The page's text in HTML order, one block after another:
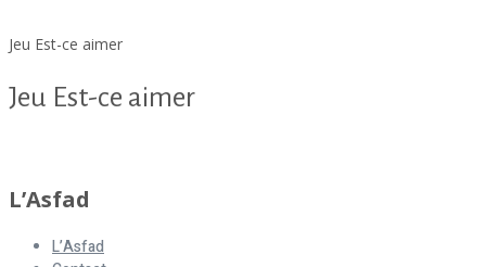
Jeu Est-ce aimer
Jeu Est-ce aimer
L’Asfad
L’Asfad